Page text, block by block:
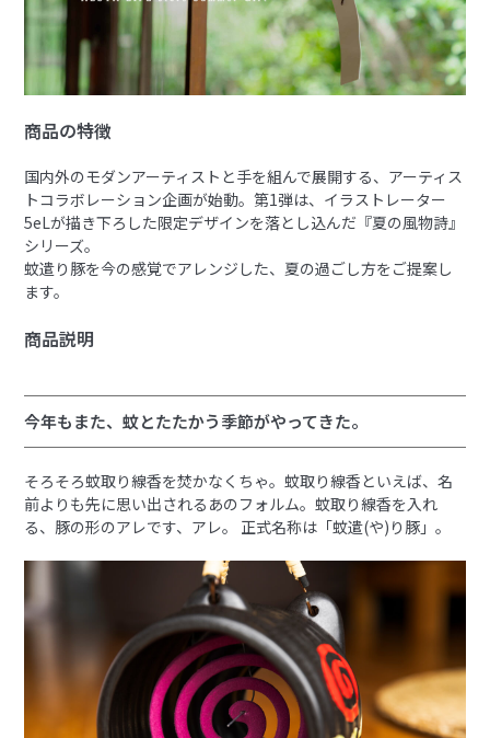
商品の特徴
国内外のモダンアーティストと手を組んで展開する、アーティス
トコラボレーション企画が始動。第1弾は、イラストレーター
5eLが描き下ろした限定デザインを落とし込んだ『夏の風物詩』
シリーズ。
蚊遣り豚を今の感覚でアレンジした、夏の過ごし方をご提案し
ます。
商品説明
今年もまた、蚊とたたかう季節がやってきた。
そろそろ蚊取り線香を焚かなくちゃ。蚊取り線香といえば、名
前よりも先に思い出されるあのフォルム。蚊取り線香を入れ
る、豚の形のアレです、アレ。 正式名称は「蚊遣(や)り豚」。